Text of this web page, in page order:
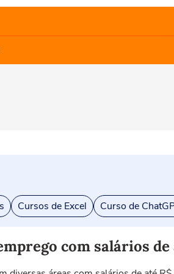
Cursos de Excel Curso de
com salários